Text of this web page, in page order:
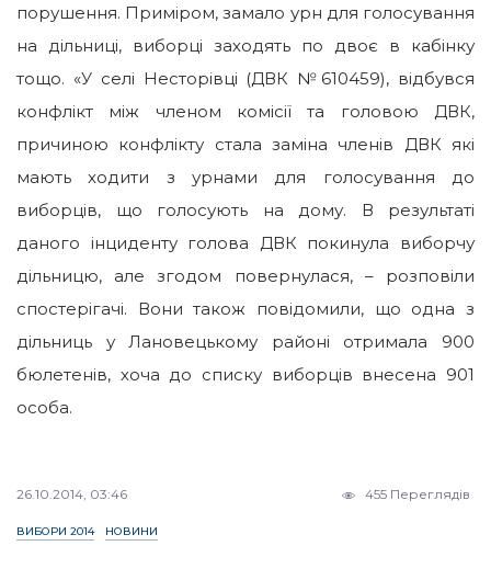
порушення. Приміром, замало урн для голосування
на дільниці, виборці заходять по двоє в кабінку
тощо. «У селі Несторівці (ДВК №610459), відбувся
конфлікт між членом комісії та головою ДВК,
причиною конфлікту стала заміна членів ДВК які
мають ходити з урнами для голосування до
виборців, що голосують на дому. В результаті
даного інциденту голова ДВК покинула виборчу
дільницю, але згодом повернулася, – розповіли
спостерігачі. Вони також повідомили, що одна з
дільниць у Лановецькому районі отримала 900
бюлетенів, хоча до списку виборців внесена 901
особа.
26.10.2014, 03:46 455 Переглядів
ВИБОРИ 2014 НОВИНИ